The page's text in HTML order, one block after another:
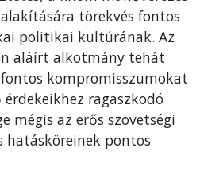
törekvés fontos
politikai kultúrának. Az
aláírt alkotmány tehát
kompromisszumokat
ragaszkodó
mégis az erős szövetségi
hatásköreinek pontos